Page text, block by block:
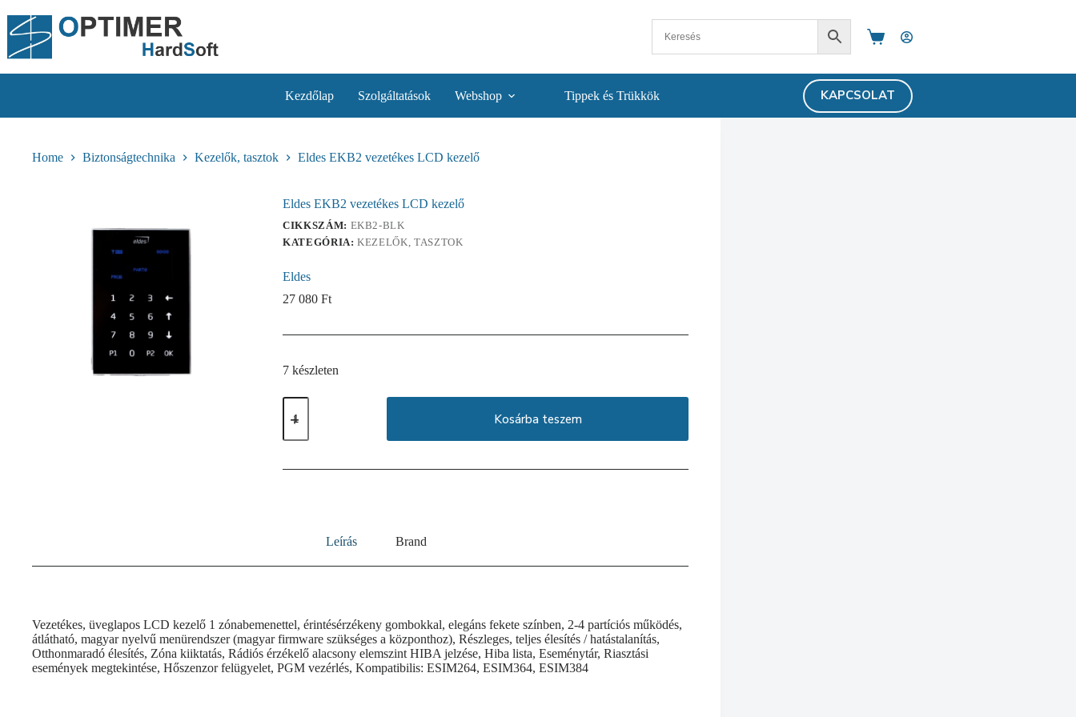
content
Shopping
Kezdőlap Szolgáltatások Webshop Tippek és Trükkök KAPCSOLAT
Home Biztonságtechnika Kezelők, tasztok Eldes EKB2 vezetékes LCD kezelő
Eldes EKB2 vezetékes LCD kezelő
CIKKSZÁM: EKB2-BLK
KATEGÓRIA:KEZELŐK, TASZTOK
Eldes
27 080 Ft
7 készleten
Eldes
EKB2
LCD
mennyiség
Kosárba teszem
Leírás Brand
Vezetékes, üveglapos LCD kezelő 1 zónabemenettel, érintésérzékeny gombokkal, elegáns fekete színben, 2-4 partíciós működés,
átlátható, magyar nyelvű menürendszer (magyar firmware szükséges a központhoz), Részleges, teljes élesítés / hatástalanítás,
Otthonmaradó élesítés, Zóna kiiktatás, Rádiós érzékelő alacsony elemszint HIBA jelzése, Hiba lista, Eseménytár, Riasztási
események megtekintése, Hőszenzor felügyelet, PGM vezérlés, Kompatibilis: ESIM264, ESIM364, ESIM384